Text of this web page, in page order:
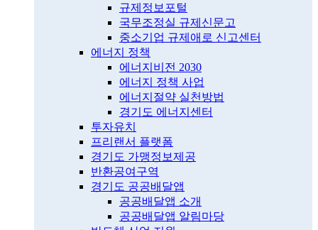
규제정보포털
국무조정실 규제신문고
중소기업 규제애로 신고센터
에너지 정책
에너지비전 2030
에너지 정책 사업
에너지절약 실천방법
경기도 에너지센터
투자유치
프리랜서 플랫폼
경기도 가맹정보제공
반환공여구역
경기도 공공배달앱
공공배달앱 소개
공공배달앱 알림마당